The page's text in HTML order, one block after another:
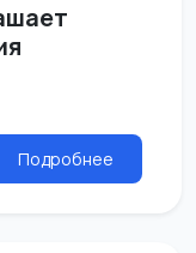
Подробнее